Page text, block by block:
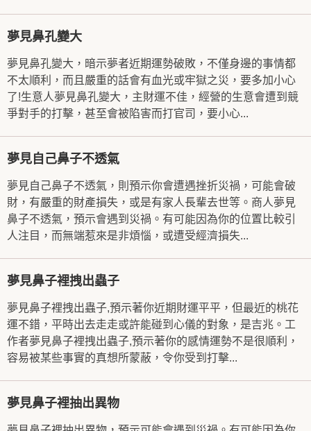
夢見鼻孔變大
夢見鼻孔變大，暗示夢者近期運勢破敗，不僅身邊的事情都
不太順利，而且嚴重的話會有血光或牢獄之災，要多加小心
了!生意人夢見鼻孔變大，主財運不佳，經營的生意會遭到競
爭對手的打擊，甚至會被陷害而打官司，要小心...
夢見自己鼻子不透氣
夢見自己鼻子不透氣，則預示你會遭遇挫折災禍，可能會破
財，有嚴重的財產損失，或是有家人長輩去世等。商人夢見
鼻子不透氣，預示會遇到災禍。有可能因為你的位置比較引
人注目，而無端惹來是非煩惱，或遭受經濟損失...
夢見鼻子裡拽出蟲子
夢見鼻子裡拽出蟲子,預示著你近期財運平平，但最近的桃花
運不錯，平時出去走走或許能碰到心儀的對象，是吉兆。工
作者夢見鼻子裡拽出蟲子,預示著你的感情運勢不是很順利，
容易被某些事實的真想所蒙蔽，令你受到打擊...
夢見鼻子裡抽出異物